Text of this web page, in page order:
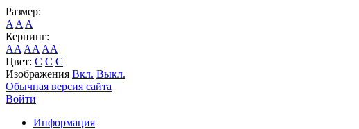
Размер:
A A A
Кернинг:
AA AA AA
Цвет: C C C
Изображения Вкл. Выкл.
Обычная версия сайта
Войти
Информация